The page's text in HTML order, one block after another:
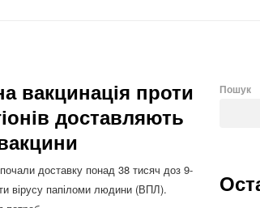
вакцинація проти
доставляють
доставку понад 38 тисяч доз 9-
вірусу папіломи людини (ВПЛ).
Пошук